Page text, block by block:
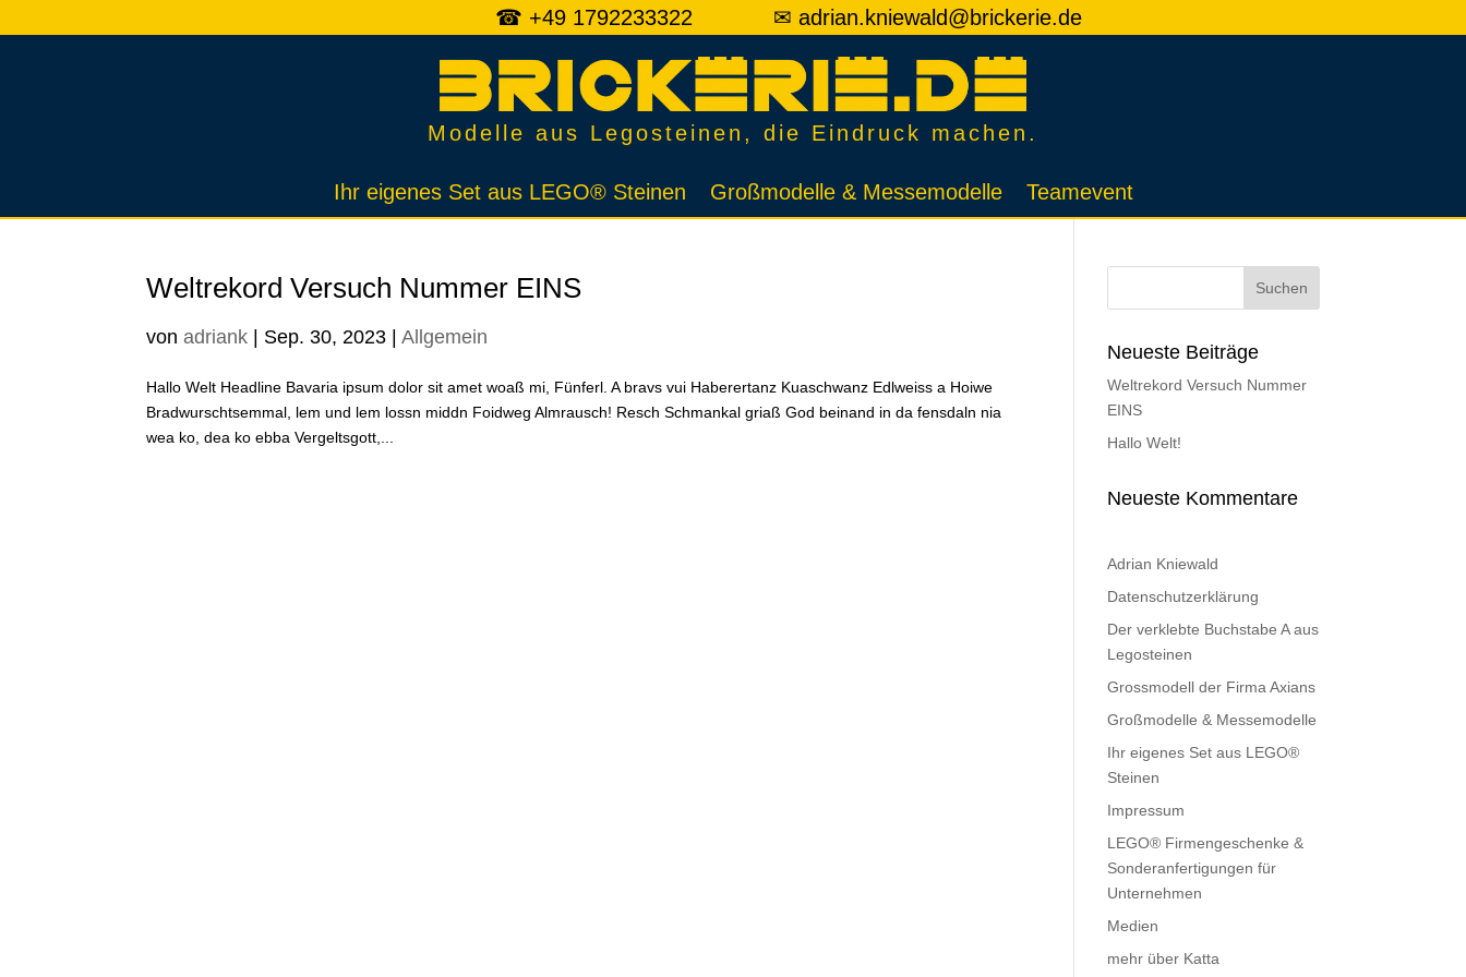
☎ +49 1792233322 ✉ adrian.kniewald@brickerie.de
Modelle aus Legosteinen, die Eindruck machen.
Ihr eigenes Set aus LEGO® Steinen Großmodelle & Messemodelle Teamevent
Weltrekord Versuch Nummer EINS
vonadriank Sep. 30, 2023 |Allgemein
Hallo Welt Headline Bavaria ipsum dolor sit amet woaß mi, Fünferl. A bravs vui Haberertanz Kuaschwanz Edlweiss a Hoiwe
Bradwurschtsemmal, lem und lem lossn middn Foidweg Almrausch! Resch Schmankal griaß God beinand in da fensdaln nia
wea ko, dea ko ebba Vergeltsgott,...
Neueste Beiträge
Weltrekord Versuch Nummer
EINS
Hallo Welt!
Neueste Kommentare
Adrian Kniewald
Datenschutzerklärung
Der verklebte Buchstabe A aus
Legosteinen
Grossmodell der Firma Axians
Großmodelle & Messemodelle
Ihr eigenes Set aus LEGO®
Steinen
Impressum
LEGO® Firmengeschenke &
Sonderanfertigungen für
Unternehmen
Medien
mehr über Katta